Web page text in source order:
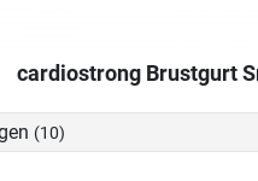
cardiostrong Brustgurt
(10)